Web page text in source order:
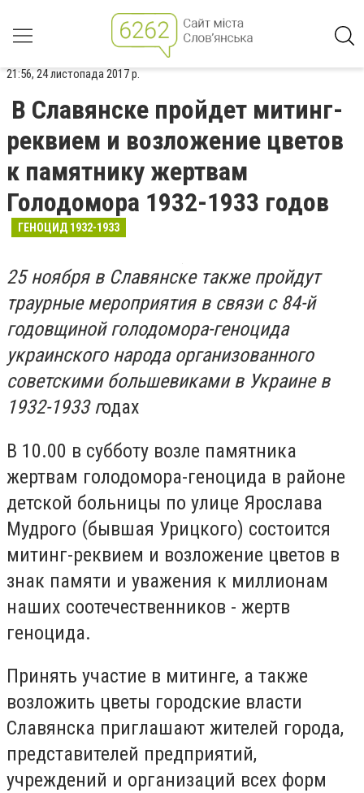
21:56, 24 листопада 2017 р.
В Славянске пройдет митинг-
реквием и возложение цветов
к памятнику жертвам
Голодомора 1932-1933 годов
ГЕНОЦИД 1932-1933
25 ноября в Славянске также пройдут
траурные мероприятия в связи с 84-й
годовщиной голодомора-геноцида
украинского народа организованного
советскими большевиками в Украине в
1932-1933 годах
В 10.00 в субботу возле памятника
жертвам голодомора-геноцида в районе
детской больницы по улице Ярослава
Мудрого (бывшая Урицкого) состоится
митинг-реквием и возложение цветов в
знак памяти и уважения к миллионам
наших соотечественников - жертв
геноцида.
Принять участие в митинге, а также
возложить цветы городские власти
Славянска приглашают жителей города,
представителей предприятий,
учреждений и организаций всех форм